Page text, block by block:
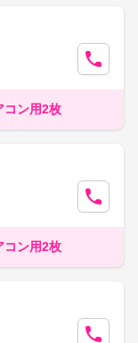
コン用2枚
コン用2枚